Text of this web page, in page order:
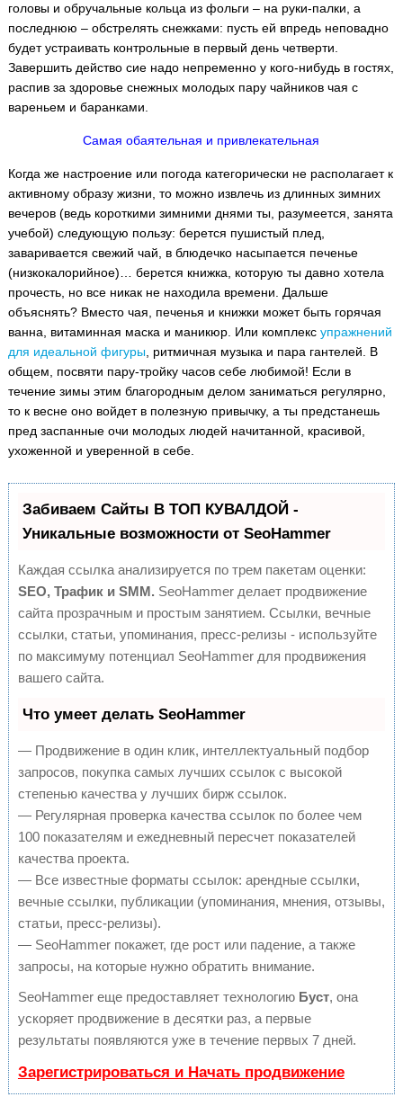
головы и обручальные кольца из фольги – на руки-палки, а
последнюю – обстрелять снежками: пусть ей впредь неповадно
будет устраивать контрольные в первый день четверти.
Завершить действо сие надо непременно у кого-нибудь в гостях,
распив за здоровье снежных молодых пару чайников чая с
вареньем и баранками.
Самая обаятельная и привлекательная
Когда же настроение или погода категорически не располагает к
активному образу жизни, то можно извлечь из длинных зимних
вечеров (ведь короткими зимними днями ты, разумеется, занята
учебой) следующую пользу: берется пушистый плед,
заваривается свежий чай, в блюдечко насыпается печенье
(низкокалорийное)… берется книжка, которую ты давно хотела
прочесть, но все никак не находила времени. Дальше
объяснять? Вместо чая, печенья и книжки может быть горячая
ванна, витаминная маска и маникюр. Или комплекс упражнений
для идеальной фигуры, ритмичная музыка и пара гантелей. В
общем, посвяти пару-тройку часов себе любимой! Если в
течение зимы этим благородным делом заниматься регулярно,
то к весне оно войдет в полезную привычку, а ты предстанешь
пред заспанные очи молодых людей начитанной, красивой,
ухоженной и уверенной в себе.
Забиваем Сайты В ТОП КУВАЛДОЙ -
Уникальные возможности от SeoHammer
Каждая ссылка анализируется по трем пакетам оценки:
SEO, Трафик и SMM. SeoHammer делает продвижение
сайта прозрачным и простым занятием. Ссылки, вечные
ссылки, статьи, упоминания, пресс-релизы - используйте
по максимуму потенциал SeoHammer для продвижения
вашего сайта.
Что умеет делать SeoHammer
— Продвижение в один клик, интеллектуальный подбор
запросов, покупка самых лучших ссылок с высокой
степенью качества у лучших бирж ссылок.
— Регулярная проверка качества ссылок по более чем
100 показателям и ежедневный пересчет показателей
качества проекта.
— Все известные форматы ссылок: арендные ссылки,
вечные ссылки, публикации (упоминания, мнения, отзывы,
статьи, пресс-релизы).
— SeoHammer покажет, где рост или падение, а также
запросы, на которые нужно обратить внимание.
SeoHammer еще предоставляет технологию Буст, она
ускоряет продвижение в десятки раз, а первые
результаты появляются уже в течение первых 7 дней.
Зарегистрироваться и Начать продвижение